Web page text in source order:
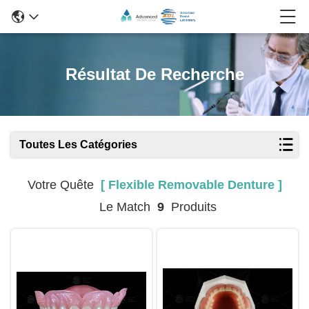
Résultat De Recherche
Toutes Les Catégories
Votre Quête[ Flexible Removable Denture ]
Le Match 9 Produits